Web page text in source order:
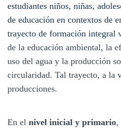
estudiantes niños, niñas,
de educación en contextos de
trayecto de formación integral
de la educación ambiental, la
uso del agua y la producción
circularidad. Tal trayecto, a la
producciones.
En el nivel inicial y primario,